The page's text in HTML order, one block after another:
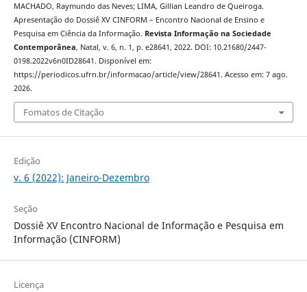
MACHADO, Raymundo das Neves; LIMA, Gillian Leandro de Queiroga.
Apresentação do Dossiê XV CINFORM – Encontro Nacional de Ensino e
Pesquisa em Ciência da Informação. Revista Informação na Sociedade
Contemporânea, Natal, v. 6, n. 1, p. e28641, 2022. DOI: 10.21680/2447-
0198.2022v6n0ID28641. Disponível em:
https://periodicos.ufrn.br/informacao/article/view/28641. Acesso em: 7 ago.
2026.
Fomatos de Citação
Edição
v. 6 (2022): Janeiro-Dezembro
Seção
Dossiê XV Encontro Nacional de Informação e Pesquisa em
Informação (CINFORM)
Licença